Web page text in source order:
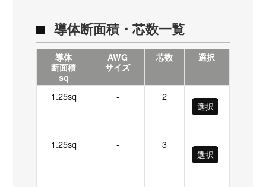
導体断面積・芯数一覧
導体
断面積
sq
AWG
サイズ
芯数 選択
1.25sq -
2
選択
1.25sq -
3
選択